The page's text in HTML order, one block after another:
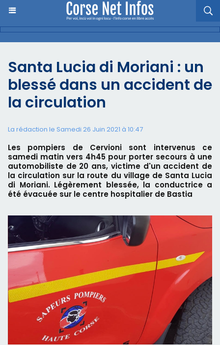
Santa Lucia di Moriani : un
blessé dans un accident de
la circulation
La rédaction le Samedi 26 Juin 2021 à 10:47
Les pompiers de Cervioni sont intervenus ce
samedi matin vers 4h45 pour porter secours à une
automobiliste de 20 ans, victime d'un accident de
la circulation sur la route du village de Santa Lucia
di Moriani. Légèrement blessée, la conductrice a
été évacuée sur le centre hospitalier de Bastia